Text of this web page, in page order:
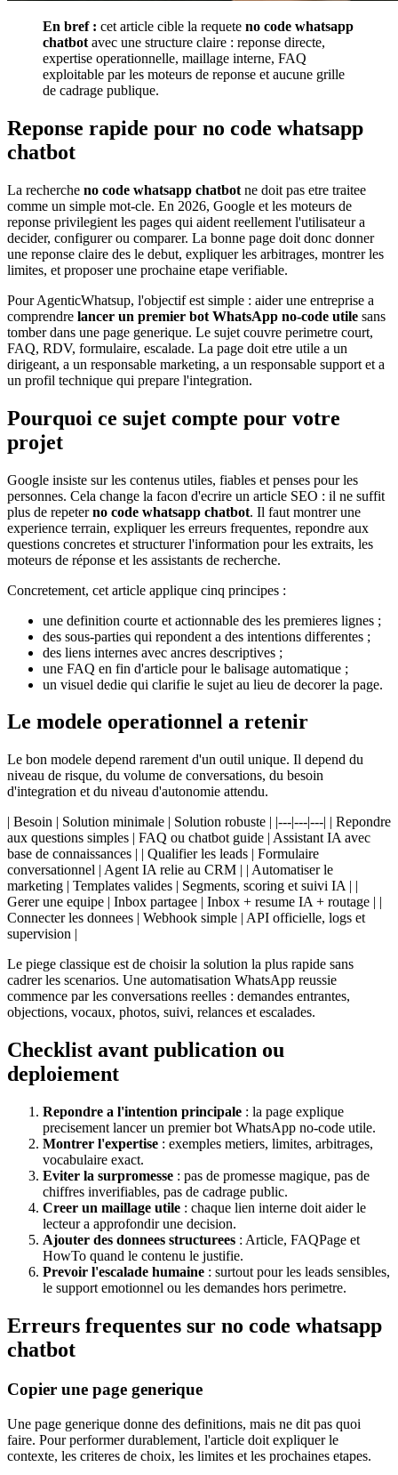
En bref : cet article cible la requete no code whatsapp
chatbot avec une structure claire : reponse directe,
expertise operationnelle, maillage interne, FAQ
exploitable par les moteurs de reponse et aucune grille
de cadrage publique.
Reponse rapide pour no code whatsapp
chatbot
La recherche no code whatsapp chatbot ne doit pas etre traitee
comme un simple mot-cle. En 2026, Google et les moteurs de
reponse privilegient les pages qui aident reellement l'utilisateur a
decider, configurer ou comparer. La bonne page doit donc donner
une reponse claire des le debut, expliquer les arbitrages, montrer les
limites, et proposer une prochaine etape verifiable.
Pour AgenticWhatsup, l'objectif est simple : aider une entreprise a
comprendre lancer un premier bot WhatsApp no-code utile sans
tomber dans une page generique. Le sujet couvre perimetre court,
FAQ, RDV, formulaire, escalade. La page doit etre utile a un
dirigeant, a un responsable marketing, a un responsable support et a
un profil technique qui prepare l'integration.
Pourquoi ce sujet compte pour votre
projet
Google insiste sur les contenus utiles, fiables et penses pour les
personnes. Cela change la facon d'ecrire un article SEO : il ne suffit
plus de repeterno code whatsapp chatbot. Il faut montrer une
experience terrain, expliquer les erreurs frequentes, repondre aux
questions concretes et structurer l'information pour les extraits, les
moteurs de réponse et les assistants de recherche.
Concretement, cet article applique cinq principes :
une definition courte et actionnable des les premieres lignes ;
des sous-parties qui repondent a des intentions differentes ;
des liens internes avec ancres descriptives ;
une FAQ en fin d'article pour le balisage automatique ;
un visuel dedie qui clarifie le sujet au lieu de decorer la page.
Le modele operationnel a retenir
Le bon modele depend rarement d'un outil unique. Il depend du
niveau de risque, du volume de conversations, du besoin
d'integration et du niveau d'autonomie attendu.
| Besoin | Solution minimale | Solution robuste | |---|---|---| | Repondre
aux questions simples | FAQ ou chatbot guide | Assistant IA avec
base de connaissances | | Qualifier les leads | Formulaire
conversationnel | Agent IA relie au CRM | | Automatiser le
marketing | Templates valides | Segments, scoring et suivi IA | |
Gerer une equipe | Inbox partagee | Inbox + resume IA + routage | |
Connecter les donnees | Webhook simple | API officielle, logs et
supervision |
Le piege classique est de choisir la solution la plus rapide sans
cadrer les scenarios. Une automatisation WhatsApp reussie
commence par les conversations reelles : demandes entrantes,
objections, vocaux, photos, suivi, relances et escalades.
Checklist avant publication ou
deploiement
Repondre a l'intention principale : la page explique
precisement lancer un premier bot WhatsApp no-code utile.
Montrer l'expertise : exemples metiers, limites, arbitrages,
vocabulaire exact.
Eviter la surpromesse : pas de promesse magique, pas de
chiffres inverifiables, pas de cadrage public.
Creer un maillage utile : chaque lien interne doit aider le
lecteur a approfondir une decision.
Ajouter des donnees structurees : Article, FAQPage et
HowTo quand le contenu le justifie.
Prevoir l'escalade humaine : surtout pour les leads sensibles,
le support emotionnel ou les demandes hors perimetre.
Erreurs frequentes sur no code whatsapp
chatbot
Copier une page generique
Une page generique donne des definitions, mais ne dit pas quoi
faire. Pour performer durablement, l'article doit expliquer le
contexte, les criteres de choix, les limites et les prochaines etapes.